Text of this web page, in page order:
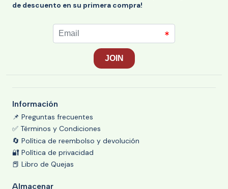
de descuento en su primera compra!
Información
📌 Preguntas frecuentes
✅ Términos y Condiciones
🔄 Política de reembolso y devolución
🔐 Política de privacidad
📕 Libro de Quejas
Almacenar